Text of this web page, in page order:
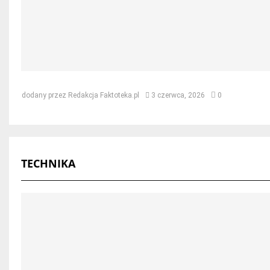
dodany przez Redakcja Faktoteka.pl 3 czerwca, 2026 0
TECHNIKA